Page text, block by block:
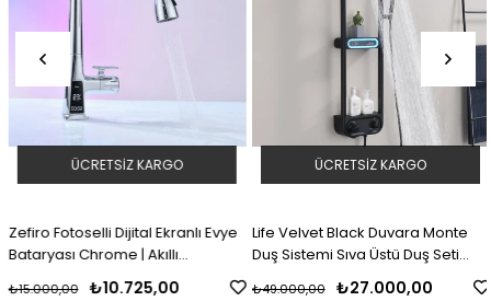
Zefiro Fotoselli Dijital Ekranlı Evye
Bataryası Chrome | Akıllı
Temassız Mutfak Bataryası
₺10.725,00
₺15.000,00
ÜCRETSIZ KARGO
Life Velvet Black Duvara Monte
Duş Sistemi Sıva Üstü Duş Seti
₺27.000,00
₺49.000,00
ÜCRETSIZ KARGO